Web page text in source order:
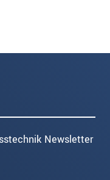
Newsletter